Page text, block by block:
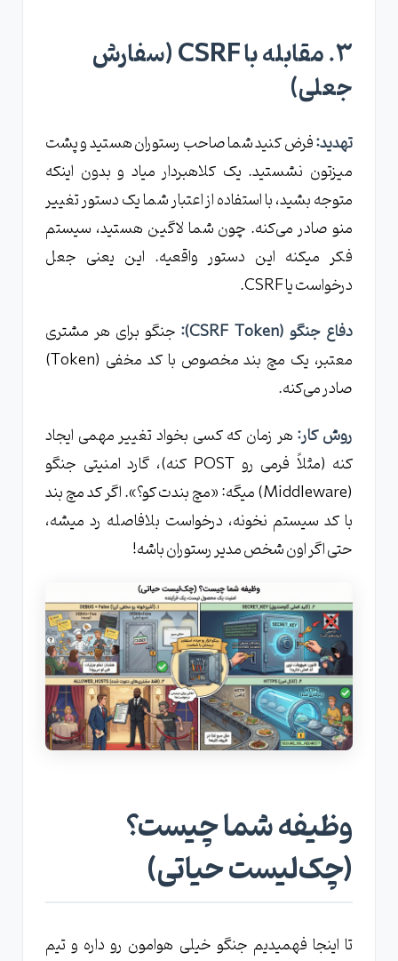
۳. مقابله با CSRF (سفارش
جعلی)
تهدید:فرض کنید شما صاحب رستوران هستید و پشت
میزتون نشستید. یک کلاهبردار میاد و بدون اینکه
متوجه بشید، با استفاده از اعتبار شما یک دستور تغییر
منو صادر می‌کنه. چون شما لاگین هستید، سیستم
فکر میکنه این دستور واقعیه. این یعنی جعل
درخواست یا CSRF.
دفاع جنگو (CSRF Token):
جنگو برای هر مشتری
معتبر، یک مچ ‌بند مخصوص با کد مخفی (Token)
صادر می‌کنه.
روش کار: هر زمان که کسی بخواد تغییر مهمی ایجاد
کنه (مثلاً فرمی رو POST کنه)، گارد امنیتی جنگو
(Middleware) میگه: «مچ‌ بندت کو؟». اگر کد مچ‌ بند
با کد سیستم نخونه، درخواست بلافاصله رد میشه،
حتی اگر اون شخص مدیر رستوران باشه!
وظیفه شما چیست؟
(چک‌لیست حیاتی)
تا اینجا فهمیدیم جنگو خیلی هوامون رو داره و تیم